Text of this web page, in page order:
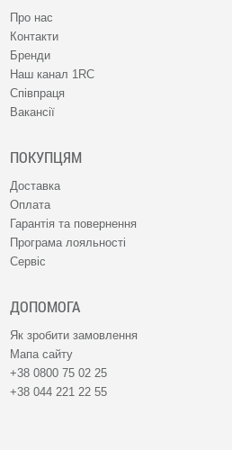
Про нас
Контакти
Бренди
Наш канал 1RC
Співпраця
Вакансії
ПОКУПЦЯМ
Доставка
Оплата
Гарантія та повернення
Програма лояльності
Сервіс
ДОПОМОГА
Як зробити замовлення
Мапа сайту
+38 0800 75 02 25
+38 044 221 22 55